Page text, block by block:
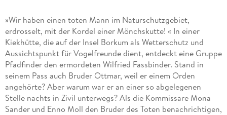
»Wir haben einen toten Mann im Naturschutzgebiet,
erdrosselt, mit der Kordel einer Mönchskutte! « In einer
Kiekhütte, die auf der Insel Borkum als Wetterschutz und
Aussichtspunkt für Vogelfreunde dient, entdeckt eine Gruppe
Pfadfinder den ermordeten Wilfried Fassbinder. Stand in
seinem Pass auch Bruder Ottmar, weil er einem Orden
angehörte? Aber warum war er an einer so abgelegenen
Stelle nachts in Zivil unterwegs? Als die Kommissare Mona
Sander und Enno Moll den Bruder des Toten benachrichtigen,